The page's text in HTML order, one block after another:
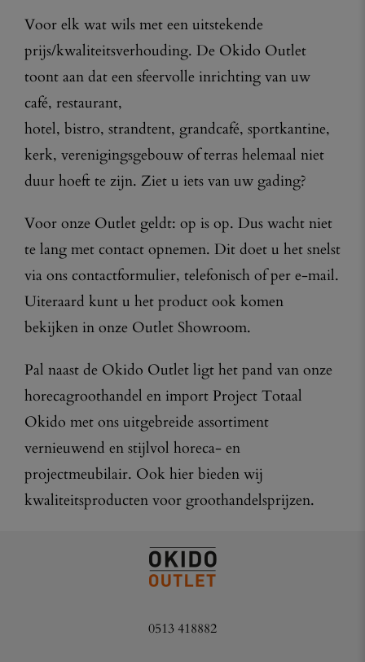
Voor elk wat wils met een uitstekende
prijs/kwaliteitsverhouding. De Okido Outlet
toont aan dat een sfeervolle inrichting van uw
café, restaurant,
hotel, bistro, strandtent, grandcafé, sportkantine,
kerk, verenigingsgebouw of terras helemaal niet
duur hoeft te zijn. Ziet u iets van uw gading?
Voor onze Outlet geldt: op is op. Dus wacht niet
te lang met contact opnemen. Dit doet u het snelst
via ons contactformulier, telefonisch of per e-mail.
Uiteraard kunt u het product ook komen
bekijken in onze Outlet Showroom.
Pal naast de Okido Outlet ligt het pand van onze
horecagroothandel en import Project Totaal
Okido met ons uitgebreide assortiment
vernieuwend en stijlvol horeca- en
projectmeubilair. Ook hier bieden wij
kwaliteitsproducten voor groothandelsprijzen.
0513 418882